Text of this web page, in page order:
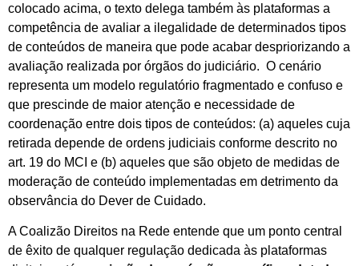
colocado acima, o texto delega também às plataformas a
competência de avaliar a ilegalidade de determinados tipos
de conteúdos de maneira que pode acabar despriorizando a
avaliação realizada por órgãos do judiciário. O cenário
representa um modelo regulatório fragmentado e confuso e
que prescinde de maior atenção e necessidade de
coordenação entre dois tipos de conteúdos: (a) aqueles cuja
retirada depende de ordens judiciais conforme descrito no
art. 19 do MCI e (b) aqueles que são objeto de medidas de
moderação de conteúdo implementadas em detrimento da
observância do Dever de Cuidado.
A Coalizão Direitos na Rede entende que um ponto central
de êxito de qualquer regulação dedicada às plataformas